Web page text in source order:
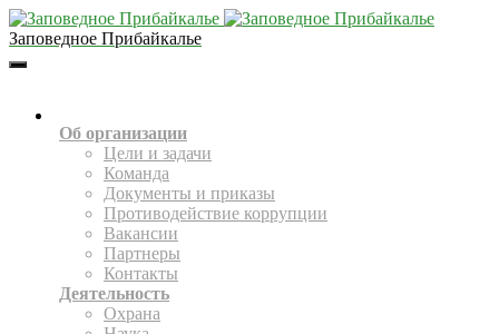
Заповедное Прибайкалье
Toggle
Об организации
Цели и задачи
Команда
Документы и приказы
Противодействие коррупции
Вакансии
Партнеры
Контакты
Деятельность
Охрана